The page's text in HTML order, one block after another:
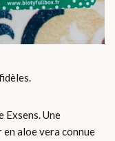
Exsens. Une
aloe vera connue